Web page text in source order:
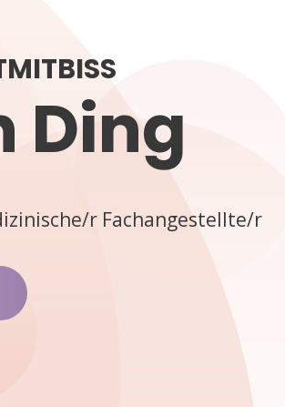
Ding
r Fachangestellte/r